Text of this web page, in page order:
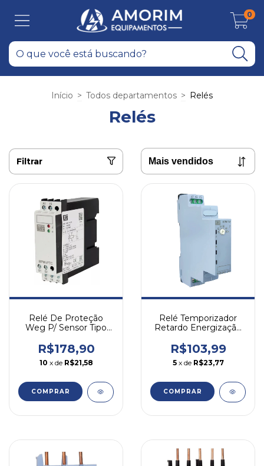
0
Início > Todos departamentos > Relés
Relés
Filtrar
Relé De Proteção
Weg P/ Sensor Tipo
240v
R$178,90
10 x de R$21,58
COMPRAR
Relé Temporizador
Retardo Energização
Weg
R$103,99
5 x de R$23,77
COMPRAR